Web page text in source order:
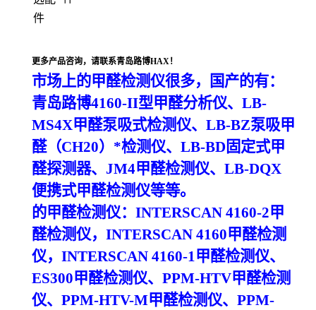
件
更多产品咨询，请联系青岛路博HAX！
市场上的甲醛检测仪很多，国产的有：
青岛路博4160-II型甲醛分析仪、 LB-
MS4X甲醛泵吸式检测仪、LB-BZ泵吸甲
醛（CH20）*检测仪、LB-BD固定式甲
醛探测器、JM4甲醛检测仪、LB-DQX
便携式甲醛检测仪等等。
的甲醛检测仪： INTERSCAN 4160-2甲
醛检测仪，INTERSCAN 4160甲醛检测
仪，INTERSCAN 4160-1甲醛检测仪、
ES300甲醛检测仪、PPM-HTV甲醛检测
仪、PPM-HTV-M甲醛检测仪、PPM-